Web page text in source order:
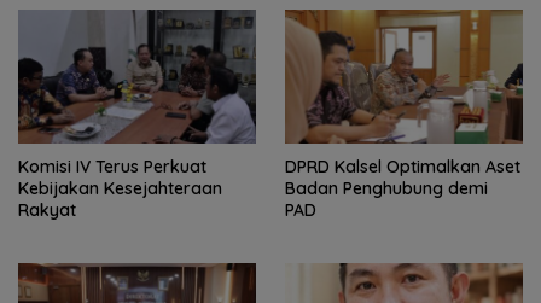
Komisi IV Terus Perkuat
Kebijakan Kesejahteraan
Rakyat
‎DPRD Kalsel Optimalkan Aset
Badan Penghubung demi
PAD